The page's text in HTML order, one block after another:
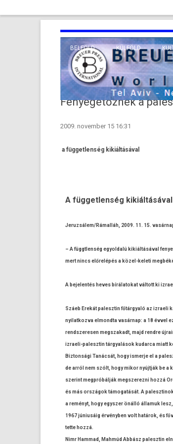
BELFÖLD KÜLFÖLD
TENGERENTÚL
VALLÁS
Fenyegetőznek a
2009. november 15 16:31
a függetlenség kikiáltásával
A füg­getlen­ség
Jeruz­sálem/Rámal­láh, 2009. 11. 15.
– A függtlen­ség egyold­alú kikiáltásával
mert nincs előrelépés a közel-keleti
A be­jelen­tés heves bírálatokat váltott ki
Száeb Erekát palesztin főtárgyaló az iz­raeli
nyilat­kozva el­mondta vasárnap: a 18 évvel
re­ndszeres­en megszakadt, majd re­ndre
izraeli-palesztin tárgyalások kudar­ca miatt
Bi­zton­sági Tanácsát, hogy is­merje el a
de arról nem szólt, hogy mikor nyújtják be a
szerint megpróbálják megszerez­ni hozzá
és más országok támogatását. A
a reményt, hogy egysz­er önálló államuk
1967 júniusáig érvényben volt határok, és
tette hozzá.
Nimr Ham­mad, Mahmúd Abbász palesztin